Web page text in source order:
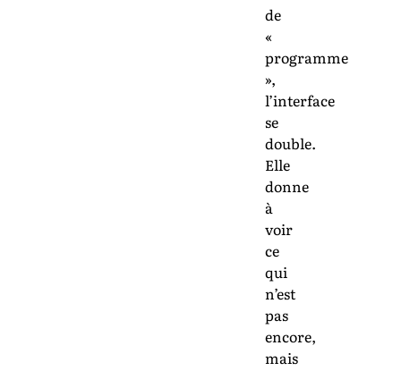
de
«
programme
»,
l’interface
se
double.
Elle
donne
à
voir
ce
qui
n’est
pas
encore,
mais